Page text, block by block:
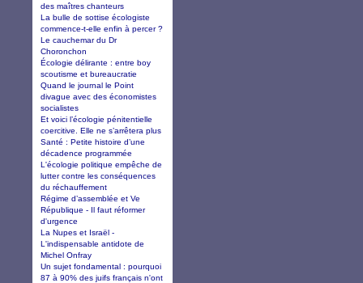
des maîtres chanteurs
La bulle de sottise écologiste
commence-t-elle enfin à percer ?
Le cauchemar du Dr
Choronchon
Écologie délirante : entre boy
scoutisme et bureaucratie
Quand le journal le Point
divague avec des économistes
socialistes
Et voici l’écologie pénitentielle
coercitive. Elle ne s’arrêtera plus
Santé : Petite histoire d’une
décadence programmée
L'écologie politique empêche de
lutter contre les conséquences
du réchauffement
Régime d’assemblée et Ve
République - Il faut réformer
d'urgence
La Nupes et Israël -
L'indispensable antidote de
Michel Onfray
Un sujet fondamental : pourquoi
87 à 90% des juifs français n'ont